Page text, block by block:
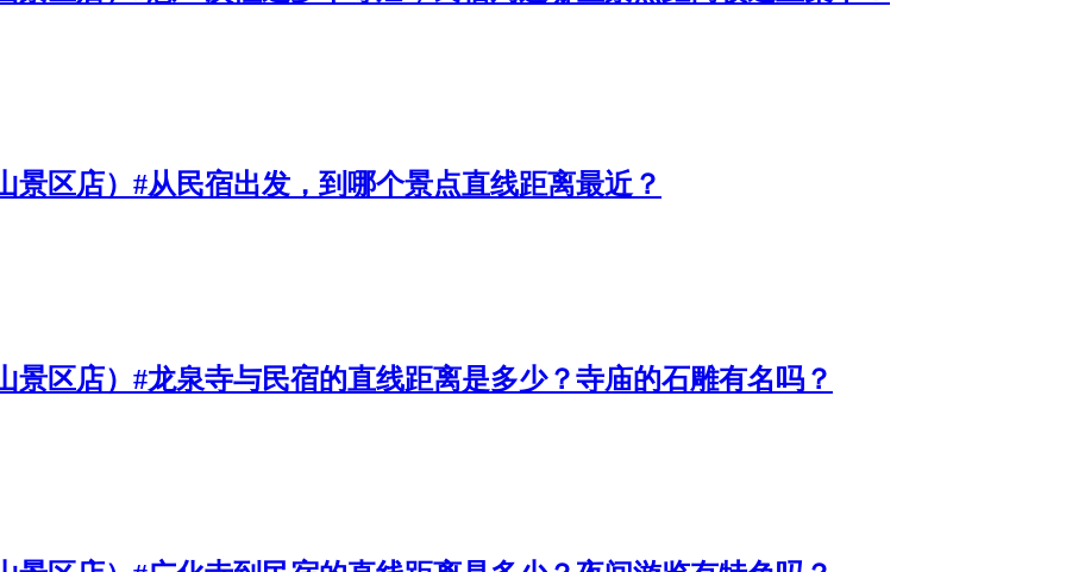
景区店）#从民宿出发，到哪个景点直线距离最近？​
景区店）#龙泉寺与民宿的直线距离是多少？寺庙的石雕有名吗？​